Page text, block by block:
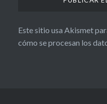
Este sitio usa Akismet
cómo se procesan los